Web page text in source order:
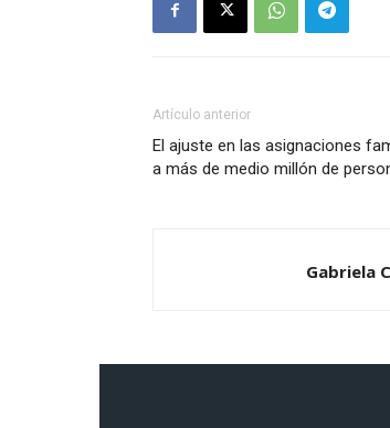
Artículo anterior
El ajuste en las asignaciones
a más de medio millón de
Gabriela